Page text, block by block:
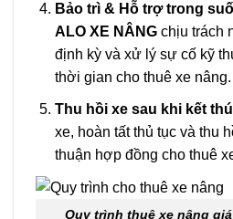
Bảo trì & Hỗ trợ trong
ALO XE NÂNGchịu trách
định kỳ và xử lý sự cố kỹ
thời gian cho thuê xe nâng.
Thu hồi xe sau khi kết
xe, hoàn tất thủ tục và thu
thuận hợp đồng cho thuê
Quy trình thuê xe nâng